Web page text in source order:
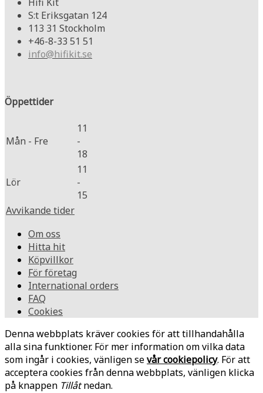
S:t Eriksgatan 124
113 31 Stockholm
+46-8-33 51 51
info@hifikit.se
Öppettider
Mån - Fre
11
-
18
Lör
11
-
15
Avvikande tider
Om oss
Hitta hit
Köpvillkor
För företag
International orders
FAQ
Cookies
Denna webbplats kräver cookies för att tillhandahålla
alla sina funktioner. För mer information om vilka data
som ingår i cookies, vänligen sevår cookiepolicy. För att
acceptera cookies från denna webbplats, vänligen klicka
på knappen Tillåtnedan.